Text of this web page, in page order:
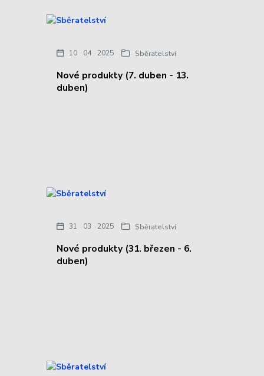
Nové produkty (7. duben - 13.
duben)
10 04 2025 Sběratelství
Nové produkty (31. březen - 6.
duben)
31 03 2025 Sběratelství